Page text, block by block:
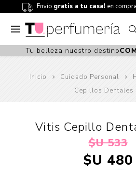
Envío gratis a tu casa! en
Tu belleza nuestro destino
Inicio Cuidado Personal
Cepillos Dentales
Vitis Cepillo
$U 533
$U 480